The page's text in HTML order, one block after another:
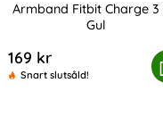
Armband Fitbit Charge
Gul
169 kr
Snart slutsåld!
Armband